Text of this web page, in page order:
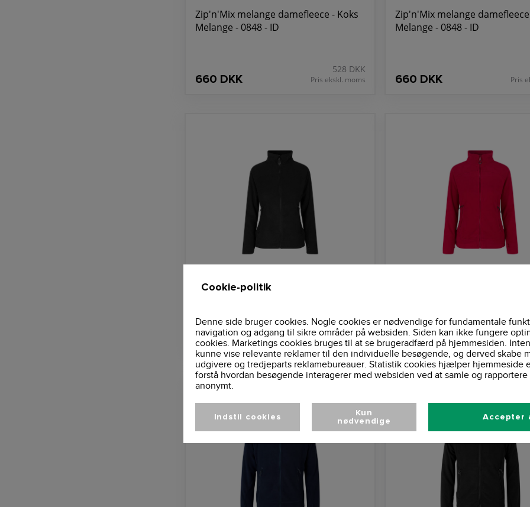
Cookie-politik
Denne side bruger cookies. Nogle cookies er nødvendige for fundamentale
navigation og adgang til sikre områder på websiden. Siden kan ikke fungere
cookies. Marketings cookies bruges til at se brugeradfærd på hjemmesiden.
kunne vise relevante reklamer til den individuelle besøgende, og derved skabe
udgivere og tredjeparts reklamebureauer. Statistik cookies hjælper hjemmeside
forstå hvordan besøgende interagerer med websiden ved at samle og
anonymt.
Indstil cookies
Kun
nødvendige
Accepter
Zip'n'Mix melange damefleece - Koks
Melange - 0848 - ID
660 DKK
528 DKK
Pris ekskl. moms
Zip'n'Mix melange
Melange - 0848 - ID
660 DKK Pris
0807 - ID
361,88 DKK
289,50 DKK
Pris ekskl. moms 361,88 DKK Pris